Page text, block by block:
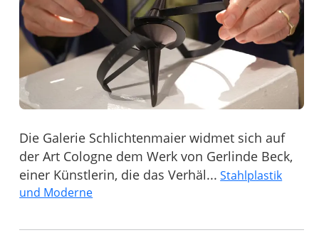
Die Galerie Schlichtenmaier widmet sich auf
der Art Cologne dem Werk von Gerlinde Beck,
einer Künstlerin, die das Verhäl... Stahlplastik
und Moderne